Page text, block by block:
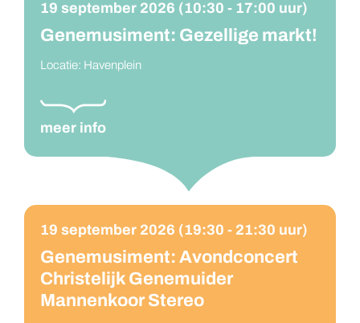
meer info
19 september 2026 (10:30 - 17:00 uur)
Genemusiment: Gezellige markt!
Locatie: Havenplein
19 september 2026 (19:30 - 21:30 uur)
Genemusiment: Avondconcert
Christelijk Genemuider
Mannenkoor Stereo